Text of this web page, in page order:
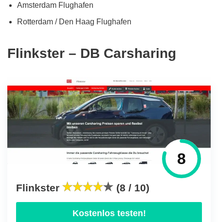
Amsterdam Flughafen
Rotterdam / Den Haag Flughafen
Flinkster – DB Carsharing
8
Flinkster (8 / 10)
Kostenlos testen!